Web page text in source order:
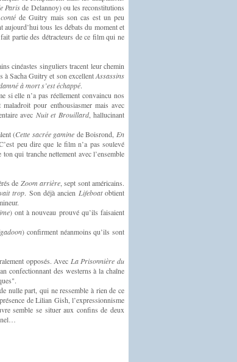
Parisde Delannoy) ou les reconstitutions
de Guitry mais son cas est un peu
tous les débats du moment et
partie des détracteurs de ce film qui ne
cinéastes singuliers tracent leur chemin
à Sacha Guitry et son excellentAssassins
à mort s’est échappé.
si elle n’a pas réellement convaincu nos
pour enthousiasmer mais avec
avec Nuit et Brouillard, hallucinant
(Cette sacrée gamine de Boisrond, En
peu dire que le film n’a pas soulevé
qui tranche nettement avec l’ensemble
de Zoom arrière , sept sont américains.
trop. Son déjà ancien Lifeboatobtient
) ont à nouveau prouvé qu’ils faisaient
) confirment néanmoins qu’ils sont
opposés. Avec La Prisonnière du
confectionnant des westerns à la chaîne
nulle part, qui ne ressemble à rien de ce
de Lilian Gish, l’expressionnisme
semble se situer aux confins de deux